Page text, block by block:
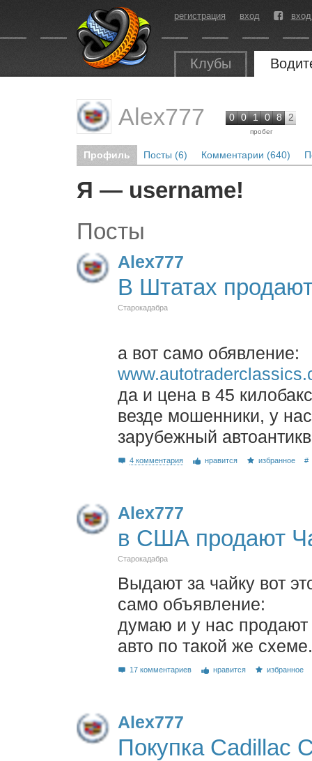
регистрация вход
Клубы
Alex777 0 0 1 0 8 2
пробег
Профиль Посты (6) Комментарии (640)
Я — username!
Посты
Alex777
В Штатах
Старокадабра
а вот само обявление:
да и цена в 45
везде мошенники, у
зарубежный
4 комментария нравится избранное #
Alex777
в США продают
Старокадабра
Выдают за чайку вот
само объявление:
думаю и у нас
авто по такой же схеме.
17 комментариев нравится избранное
Alex777
Покупка Cadillac